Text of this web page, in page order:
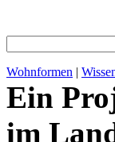
Wohnformen |
Ein
im